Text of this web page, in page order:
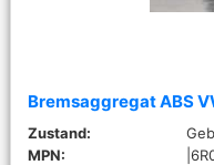
Bremsaggregat ABS
Zustand:
MPN: